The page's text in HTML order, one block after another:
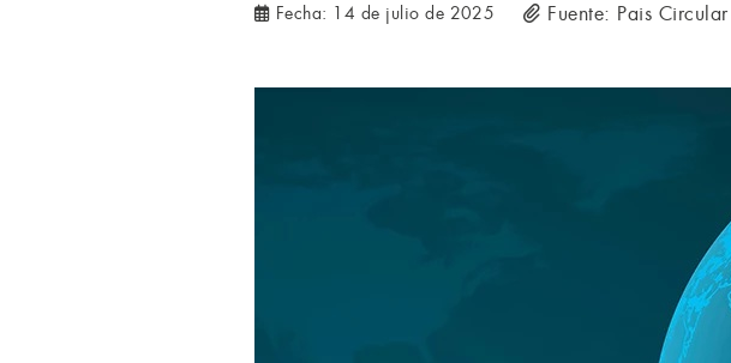
Fecha: 14 de julio de 2025 Fuente: Pais Circular